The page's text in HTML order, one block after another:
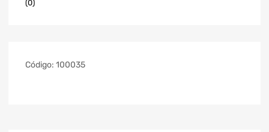
(0)
Código: 100035